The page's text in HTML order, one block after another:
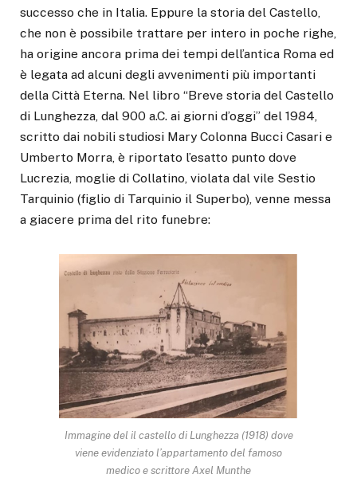
successo che in Italia. Eppure la storia del Castello,
che non è possibile trattare per intero in poche righe,
ha origine ancora prima dei tempi dell’antica Roma ed
è legata ad alcuni degli avvenimenti più importanti
della Città Eterna. Nel libro “Breve storia del Castello
di Lunghezza, dal 900 a.C. ai giorni d’oggi” del 1984,
scritto dai nobili studiosi Mary Colonna Bucci Casari e
Umberto Morra, è riportato l’esatto punto dove
Lucrezia, moglie di Collatino, violata dal vile Sestio
Tarquinio (figlio di Tarquinio il Superbo), venne messa
a giacere prima del rito funebre:
Immagine del il castello di Lunghezza (1918) dove
viene evidenziato l’appartamento del famoso
medico e scrittore Axel Munthe